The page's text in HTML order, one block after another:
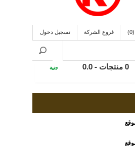
فروع الشركة تسجيل دخول
0 منتجات - 0.0 جنية